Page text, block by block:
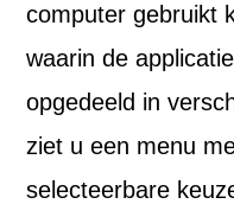
computer gebruikt
waarin de
opgedeeld in
ziet u een menu
selecteerbare